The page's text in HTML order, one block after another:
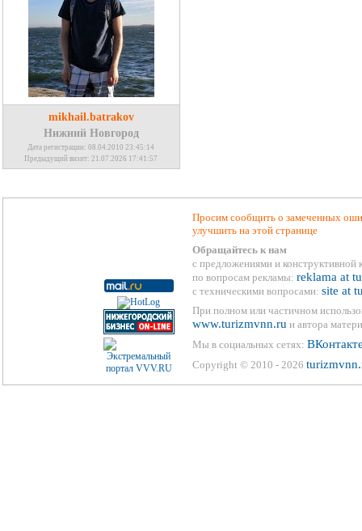
mikhail.batrakov
Нижний Новгород
Дата регистрации: 08.04.2010 23:45:14
Предыдущий визит: 21.07.2026 17:41:57
Просим сообщить о замеченных
улучшить на этой странице
Обращайтесь к нам
с предложениями и конструктивной
по вопросам рекламы: reklama at
с техническими вопросами: site at
При полном или частичном
www.turizmvnn.ru и автора
Мы в социальных сетях:
Copyright © 2010 - 2026